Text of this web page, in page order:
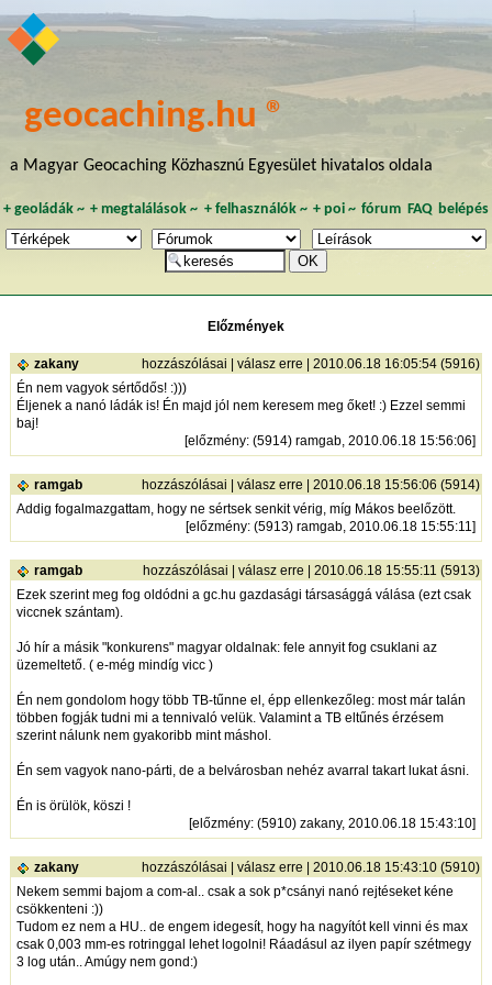
geocaching.hu ®
a Magyar Geocaching Közhasznú Egyesület hivatalos oldala
+ geoládák~ +megtalálások ~ + felhasználók~ + poi~ fórum FAQ belépés
Előzmények
zakany hozzászólásai válasz erre | 2010.06.18 16:05:54 (5916)
Én nem vagyok sértődős! :)))
Éljenek a nanó ládák is! Én majd jól nem keresem meg őket! :) Ezzel semmi
baj!
[előzmény: (5914) ramgab, 2010.06.18 15:56:06]
ramgab hozzászólásai válasz erre | 2010.06.18 15:56:06 (5914)
Addig fogalmazgattam, hogy ne sértsek senkit vérig, míg Mákos beelőzött.
[előzmény: (5913) ramgab, 2010.06.18 15:55:11]
ramgab hozzászólásai válasz erre | 2010.06.18 15:55:11 (5913)
Ezek szerint meg fog oldódni a gc.hu gazdasági társasággá válása (ezt csak
viccnek szántam).
Jó hír a másik "konkurens" magyar oldalnak: fele annyit fog csuklani az
üzemeltető. ( e-még mindíg vicc )
Én nem gondolom hogy több TB-tűnne el, épp ellenkezőleg: most már talán
többen fogják tudni mi a tennivaló velük. Valamint a TB eltűnés érzésem
szerint nálunk nem gyakoribb mint máshol.
Én sem vagyok nano-párti, de a belvárosban nehéz avarral takart lukat ásni.
Én is örülök, köszi !
[előzmény: (5910) zakany, 2010.06.18 15:43:10]
zakany hozzászólásai válasz erre | 2010.06.18 15:43:10 (5910)
Nekem semmi bajom a com-al.. csak a sok p*csányi nanó rejtéseket kéne
csökkenteni :))
Tudom ez nem a HU.. de engem idegesít, hogy ha nagyítót kell vinni és max
csak 0,003 mm-es rotringgal lehet logolni! Ráadásul az ilyen papír szétmegy
3 log után.. Amúgy nem gond:)